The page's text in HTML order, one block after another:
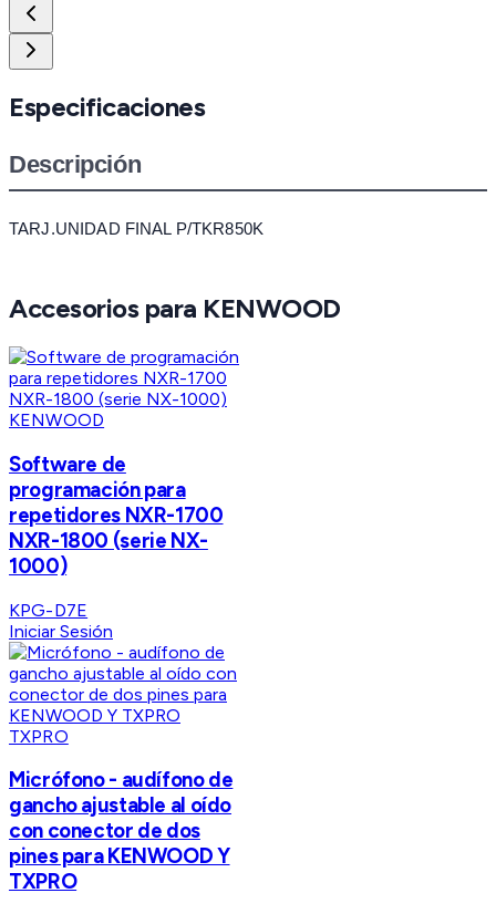
Especificaciones
Descripción
TARJ.UNIDAD FINAL P/TKR850K
Accesorios para KENWOOD
KENWOOD
Software de
programación para
repetidores NXR-1700
NXR-1800 (serie NX-
1000)
KPG-D7E
Iniciar Sesión
TXPRO
Micrófono - audífono de
gancho ajustable al oído
con conector de dos
pines para KENWOOD Y
TXPRO